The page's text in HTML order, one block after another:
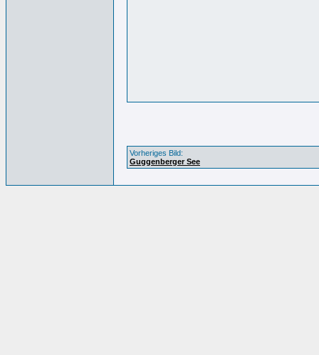
Vorheriges Bild:
Guggenberger See